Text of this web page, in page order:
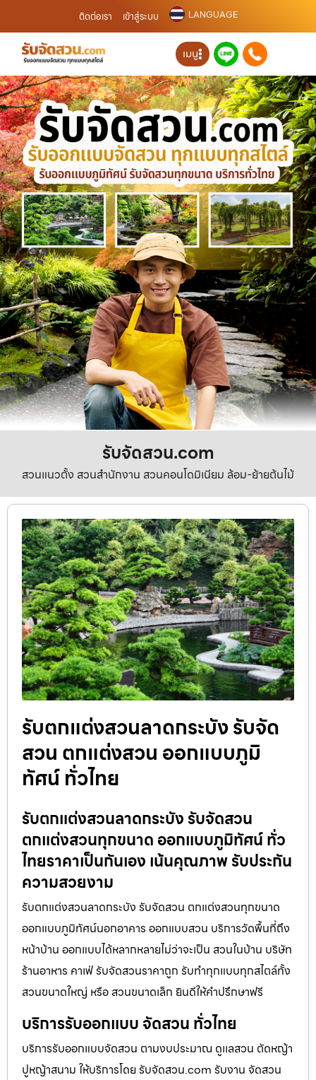
ติดต่อเรา เข้าสู่ระบบ LANGUAGE
เมนู
รับจัดสวน.com
สวนแนวตั้ง สวนสำนักงาน สวนคอนโดมิเนียม ล้อม-ย้ายต้นไม้
รับตกแต่งสวนลาดกระบัง รับจัด
สวน ตกแต่งสวน ออกแบบภูมิ
ทัศน์ ทั่วไทย
รับตกแต่งสวนลาดกระบัง รับจัดสวน
ตกแต่งสวนทุกขนาด ออกแบบภูมิทัศน์ ทั่ว
ไทยราคาเป็นกันเอง เน้นคุณภาพ รับประกัน
ความสวยงาม
รับตกแต่งสวนลาดกระบัง รับจัดสวน ตกแต่งสวนทุกขนาด
ออกแบบภูมิทัศน์นอกอาคาร ออกแบบสวน บริการวัดพื้นที่ถึง
หน้าบ้าน ออกแบบได้หลากหลายไม่ว่าจะเป็น สวนในบ้าน บริษัท
ร้านอาหาร คาเฟ่ รับจัดสวนราคาถูก รับทำทุกแบบทุกสไตล์ทั้ง
สวนขนาดใหญ่ หรือ สวนขนาดเล็ก ยินดีให้คำปรึกษาฟรี
บริการรับออกแบบ จัดสวน ทั่วไทย
บริการรับออกแบบจัดสวน ตามงบประมาณ ดูเเลสวน ตัดหญ้า
ปูหญ้าสนาม ให้บริการโดย รับจัดสวน.com รับงาน จัดสวน